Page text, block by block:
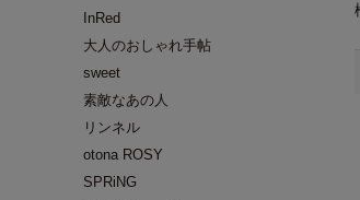
InRed
大人のおしゃれ手帖
sweet
素敵なあの人
リンネル
otona ROSY
SPRiNG